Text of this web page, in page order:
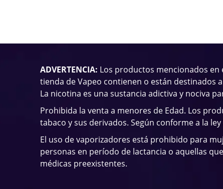
ADVERTENCIA: Los productos mencionados en
tienda de Vapeo contienen o están destinados
La nicotina es una sustancia adictiva y nociva
Prohibida la venta a menores de Edad. Los
tabaco y sus derivados. Según conforme a la ley
El uso de vaporizadores está prohibido para
personas en período de lactancia o aquellas
médicas preexistentes.